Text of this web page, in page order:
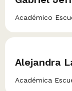
Académico
Alejandra
Académica